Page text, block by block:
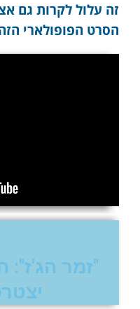
זה עלול לקרות גם
הסרט הפופולארי
"זמר הג'ז":